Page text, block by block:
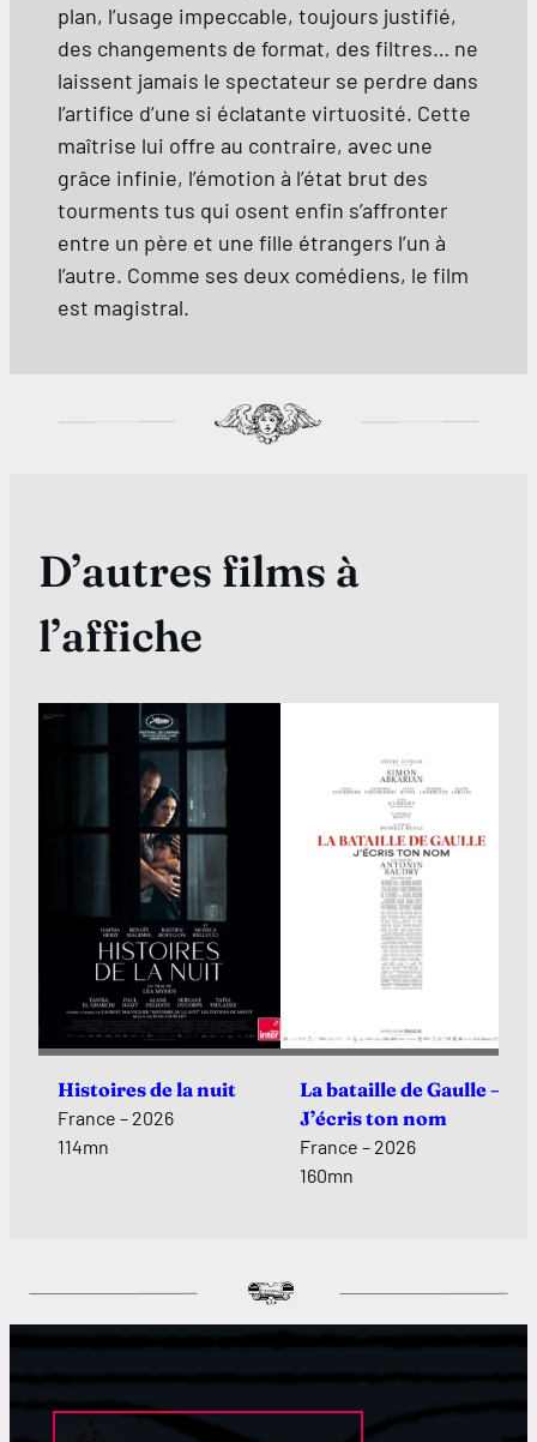
plan, l’usage impeccable, toujours justifié,
des changements de format, des filtres… ne
laissent jamais le spectateur se perdre dans
l’artifice d’une si éclatante virtuosité. Cette
maîtrise lui offre au contraire, avec une
grâce infinie, l’émotion à l’état brut des
tourments tus qui osent enfin s’affronter
entre un père et une fille étrangers l’un à
l’autre. Comme ses deux comédiens, le film
est magistral.
D’autres films à
l’affiche
Histoires de la nuit
France – 2026
114mn
La bataille de Gaulle –
J’écris ton nom
France – 2026
160mn